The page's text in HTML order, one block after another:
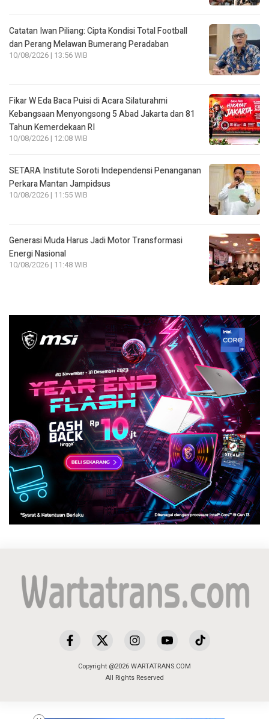
Catatan Iwan Piliang: Cipta Kondisi Total Football
dan Perang Melawan Bumerang Peradaban
10/08/2026 | 13:56 WIB
Fikar W Eda Baca Puisi di Acara Silaturahmi
Kebangsaan Menyongsong 5 Abad Jakarta dan 81
Tahun Kemerdekaan RI
10/08/2026 | 12:08 WIB
SETARA Institute Soroti Independensi Penanganan
Perkara Mantan Jampidsus
10/08/2026 | 11:55 WIB
Generasi Muda Harus Jadi Motor Transformasi
Energi Nasional
10/08/2026 | 11:48 WIB
Copyright @2026 WARTATRANS.COM
All Rights Reserved